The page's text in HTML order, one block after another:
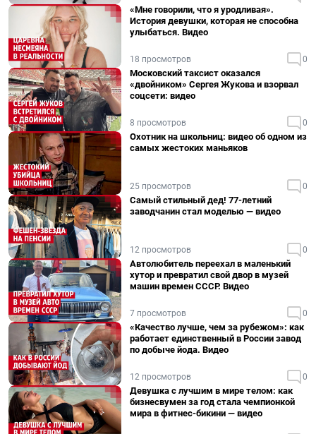
«Мне говорили, что я уродливая».
История девушки, которая не способна
улыбаться. Видео
18 просмотров 0
Московский таксист оказался
«двойником» Сергея Жукова и взорвал
соцсети: видео
8 просмотров 0
Охотник на школьниц: видео об одном из
самых жестоких маньяков
25 просмотров 0
Самый стильный дед! 77-летний
заводчанин стал моделью — видео
12 просмотров 0
Автолюбитель переехал в маленький
хутор и превратил свой двор в музей
машин времен СССР. Видео
7 просмотров 0
«Качество лучше, чем за рубежом»: как
работает единственный в России завод
по добыче йода. Видео
12 просмотров 0
Девушка с лучшим в мире телом: как
бизнесвумен за год стала чемпионкой
мира в фитнес-бикини — видео